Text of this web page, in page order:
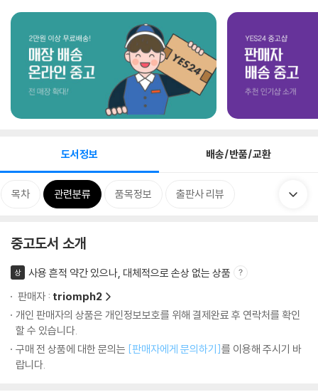
도서정보 배송/반품/교환
목차 관련분류 품목정보 출판사 리뷰
중고도서 소개
상
사용 흔적 약간 있으나, 대체적으로 손상 없는 상품
판매자 : triomph2
개인 판매자의 상품은 개인정보보호를 위해 결제완료 후 연락처를 확인
할 수 있습니다.
구매 전 상품에 대한 문의는 [판매자에게 문의하기]를 이용해 주시기 바
랍니다.